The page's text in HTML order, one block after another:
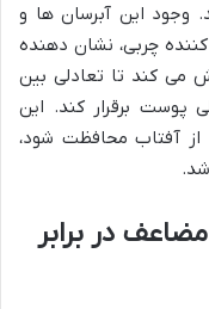
وجود این آبرسان ها و
چربی، نشان دهنده
می کند تا تعادلی بین
پوست برقرار کند. این
آفتاب محافظت شود،
در برابر